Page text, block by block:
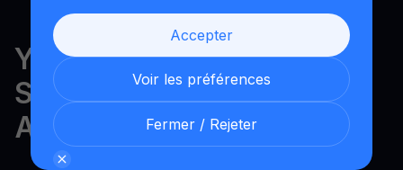
Accepter
Voir les préférences
Fermer / Rejeter
YouHodler est réglementé en
Suisse, dans l'UE et en
Argentine.